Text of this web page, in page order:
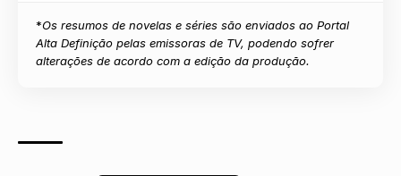
*Os resumos de novelas e séries são enviados ao Portal
Alta Definição pelas emissoras de TV, podendo sofrer
alterações de acordo com a edição da produção.